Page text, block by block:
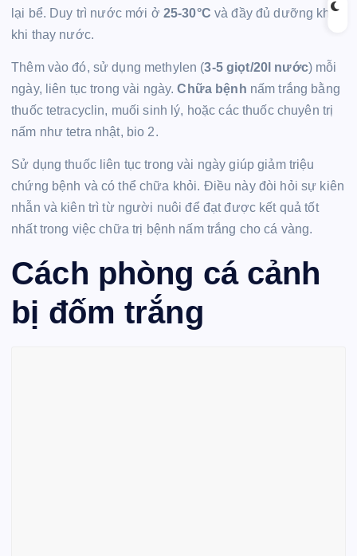
lại bể. Duy trì nước mới ở 25-30°C và đầy đủ dưỡng khí
khi thay nước.
Thêm vào đó, sử dụng methylen (3-5 giọt/20l nước) mỗi
ngày, liên tục trong vài ngày.Chữa bệnh nấm trắng bằng
thuốc tetracyclin, muối sinh lý, hoặc các thuốc chuyên trị
nấm như tetra nhật, bio 2.
Sử dụng thuốc liên tục trong vài ngày giúp giảm triệu
chứng bệnh và có thể chữa khỏi. Điều này đòi hỏi sự kiên
nhẫn và kiên trì từ người nuôi để đạt được kết quả tốt
nhất trong việc chữa trị bệnh nấm trắng cho cá vàng.
Cách phòng cá cảnh
bị đốm trắng